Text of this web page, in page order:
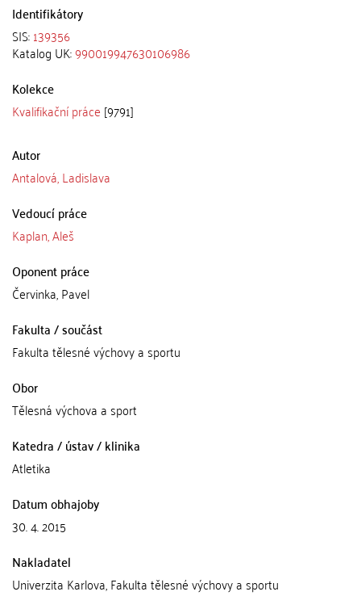
Identifikátory
SIS:139356
Katalog UK:990019947630106986
Kolekce
Kvalifikační práce [9791]
Autor
Antalová, Ladislava
Vedoucí práce
Kaplan, Aleš
Oponent práce
Červinka, Pavel
Fakulta / součást
Fakulta tělesné výchovy a sportu
Obor
Tělesná výchova a sport
Katedra / ústav / klinika
Atletika
Datum obhajoby
30. 4. 2015
Nakladatel
Univerzita Karlova, Fakulta tělesné výchovy a sportu